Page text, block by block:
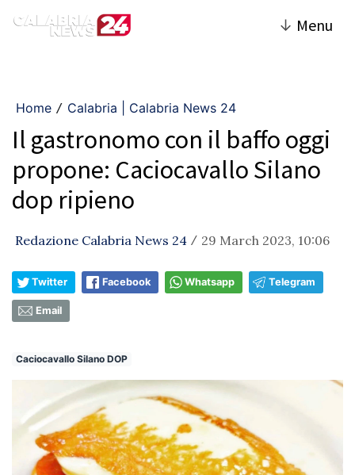
↓ Menu
Home / Calabria | Calabria News 24
Il gastronomo con il baffo oggi
propone: Caciocavallo Silano
dop ripieno
Redazione Calabria News 24 / 29 March 2023, 10:06
Twitter Facebook Whatsapp Telegram
Email
Caciocavallo Silano DOP